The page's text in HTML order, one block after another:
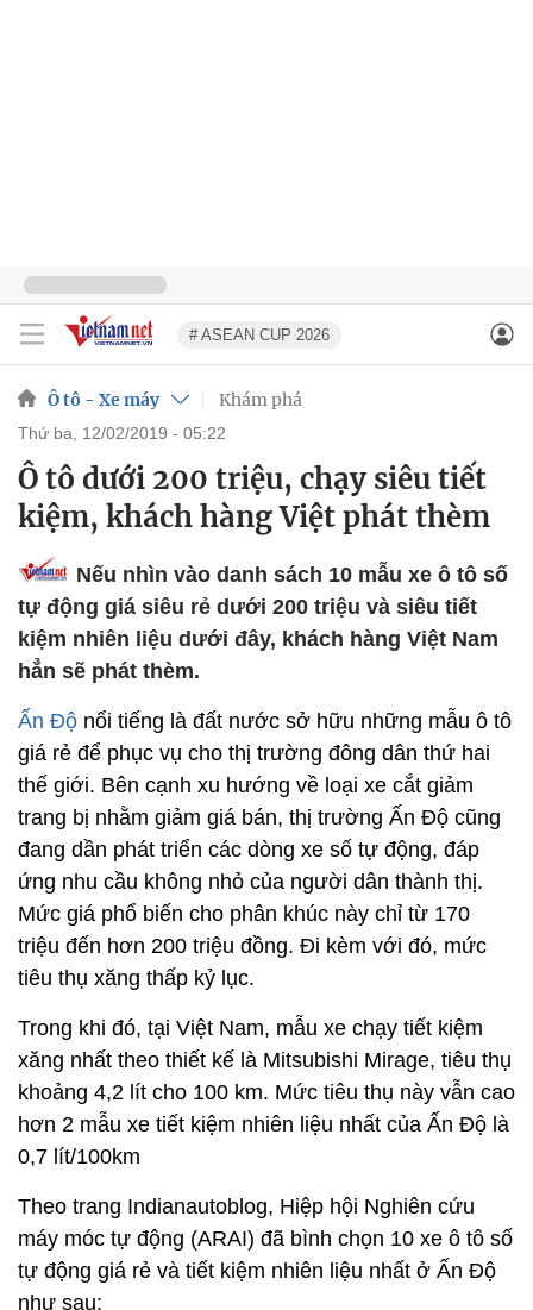
# ASEAN CUP 2026
Ô tô - Xe máy Khám phá
thứ ba, 12/02/2019 - 05:22
Ô tô dưới 200 triệu, chạy siêu tiết
kiệm, khách hàng Việt phát thèm
Nếu nhìn vào danh sách 10 mẫu xe ô tô số
tự động giá siêu rẻ dưới 200 triệu và siêu tiết
kiệm nhiên liệu dưới đây, khách hàng Việt Nam
hẳn sẽ phát thèm.
Ấn Độ nổi tiếng là đất nước sở hữu những mẫu ô tô
giá rẻ để phục vụ cho thị trường đông dân thứ hai
thế giới. Bên cạnh xu hướng về loại xe cắt giảm
trang bị nhằm giảm giá bán, thị trường Ấn Độ cũng
đang dần phát triển các dòng xe số tự động, đáp
ứng nhu cầu không nhỏ của người dân thành thị.
Mức giá phổ biến cho phân khúc này chỉ từ 170
triệu đến hơn 200 triệu đồng. Đi kèm với đó, mức
tiêu thụ xăng thấp kỷ lục.
Trong khi đó, tại Việt Nam, mẫu xe chạy tiết kiệm
xăng nhất theo thiết kế là Mitsubishi Mirage, tiêu thụ
khoảng 4,2 lít cho 100 km. Mức tiêu thụ này vẫn cao
hơn 2 mẫu xe tiết kiệm nhiên liệu nhất của Ấn Độ là
0,7 lít/100km
Theo trang Indianautoblog, Hiệp hội Nghiên cứu
máy móc tự động (ARAI) đã bình chọn 10 xe ô tô số
tự động giá rẻ và tiết kiệm nhiên liệu nhất ở Ấn Độ
như sau: